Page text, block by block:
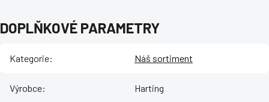
DOPLŇKOVÉ PARAMETRY
Kategorie: Náš sortiment
Výrobce: Harting